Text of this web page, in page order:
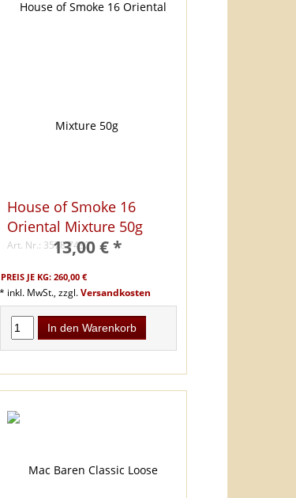
House of Smoke 16
Oriental Mixture 50g
PREIS JE KG: 260,00 €
Art. Nr.: 3578 74321
13,00 € *
* inkl. MwSt., zzgl.Versandkosten
In den Warenkorb